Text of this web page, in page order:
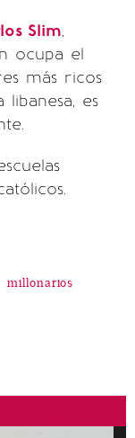
Slim,
ocupa el
más ricos
libanesa, es
millonarios